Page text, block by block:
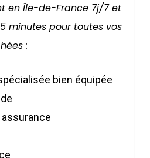
en Île-de-France 7j/7 et
minutes pour toutes vos
:
bien équipée